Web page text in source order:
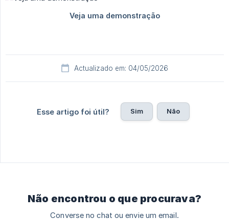
Actualizado em: 04/05/2026
Esse artigo foi útil? Sim Não
Não encontrou o que procurava?
Converse no chat ou envie um email.